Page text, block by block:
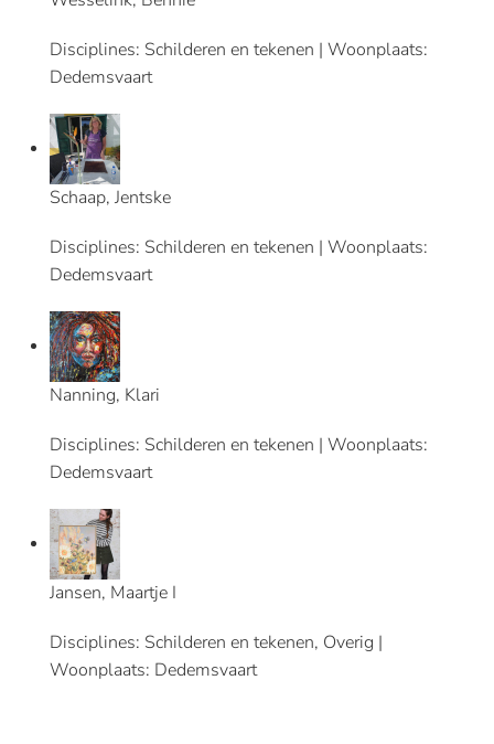
Disciplines: Schilderen en tekenen | Woonplaats:
Dedemsvaart
Schaap, Jentske
Disciplines: Schilderen en tekenen | Woonplaats:
Dedemsvaart
Nanning, Klari
Disciplines: Schilderen en tekenen | Woonplaats:
Dedemsvaart
Jansen, Maartje I
Disciplines: Schilderen en tekenen, Overig |
Woonplaats: Dedemsvaart